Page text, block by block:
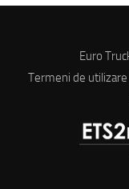
Euro
Termeni de utilizare